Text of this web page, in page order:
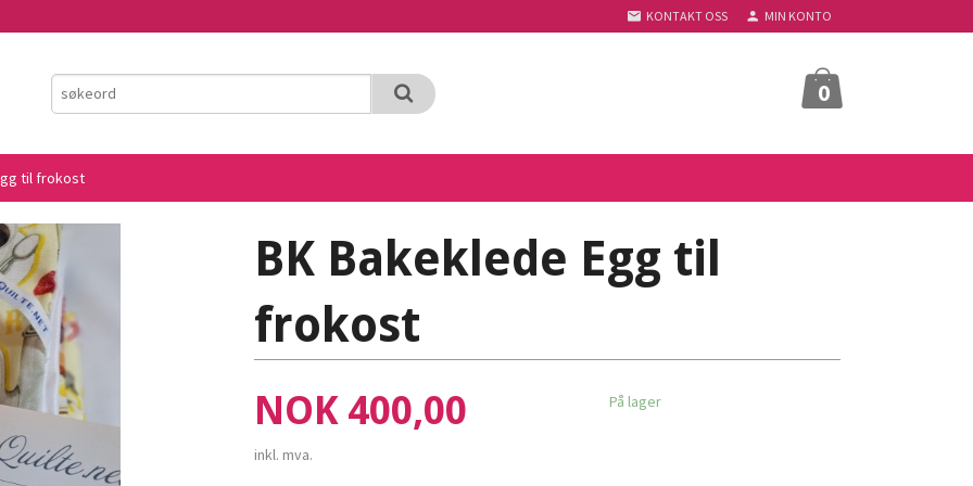
KONTAKT OSS MIN KONTO
0
til frokost
BK Bakeklede Egg til
frokost
Pris
NOK 400,00
inkl. mva.
På lager